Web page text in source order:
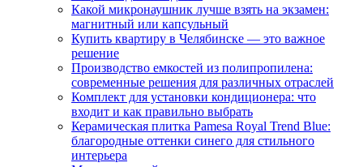
Какой микронаушник лучше взять на экзамен:
магнитный или капсульный
Купить квартиру в Челябинске — это важное
решение
Производство емкостей из полипропилена:
современные решения для различных отраслей
Комплект для установки кондиционера: что
входит и как правильно выбрать
Керамическая плитка Pamesa Royal Trend Blue:
благородные оттенки синего для стильного
интерьера